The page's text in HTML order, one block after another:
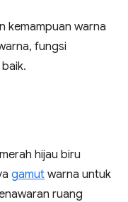
kemampuan warna
fungsi
hijau biru
gamut warna untuk
ruang